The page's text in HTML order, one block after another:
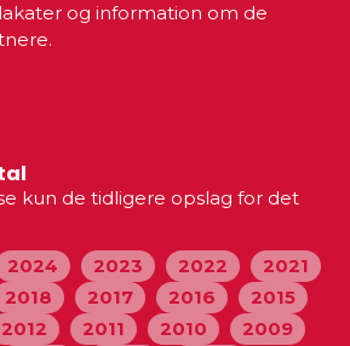
og information om de
kun de tidligere opslag for det
2024 2023 2022
2021
2018 2017 2016
2015
2012 2011 2010
2009